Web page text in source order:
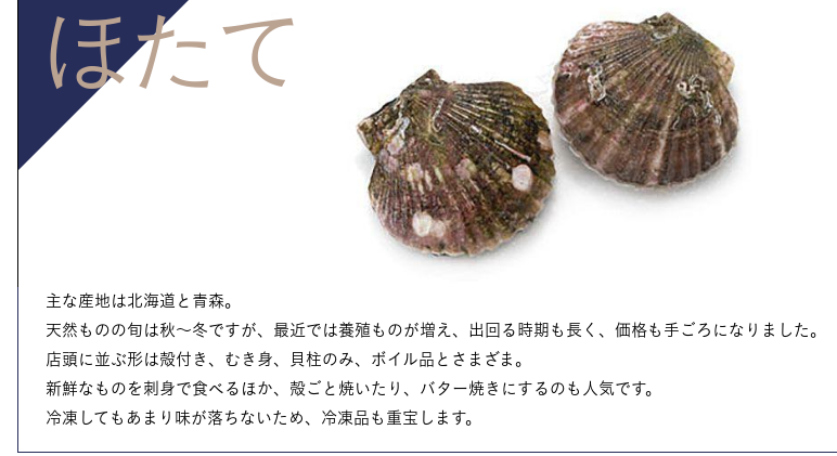
ほたて
主な産地は北海道と青森。
天然ものの旬は秋～冬ですが、最近では養殖ものが増え、出回る時期も長く、価格も手ごろになりました。
店頭に並ぶ形は殻付き、むき身、貝柱のみ、ボイル品とさまざま。
新鮮なものを刺身で食べるほか、殻ごと焼いたり、バター焼きにするのも人気です。
冷凍してもあまり味が落ちないため、冷凍品も重宝します。